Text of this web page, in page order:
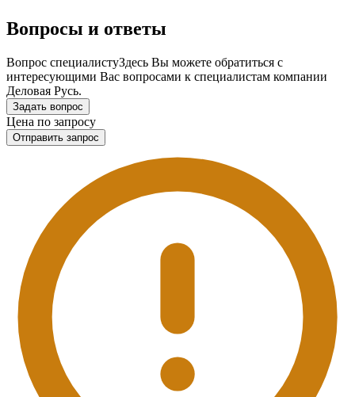
Вопросы и ответы
Вопрос специалистуЗдесь Вы можете обратиться с
интересующими Вас вопросами к специалистам компании
Деловая Русь.
Задать вопрос
Цена по запросу
Отправить запрос